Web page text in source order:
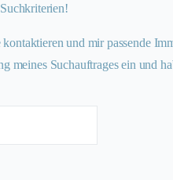
und mir passende
meines Suchauftrages ein und